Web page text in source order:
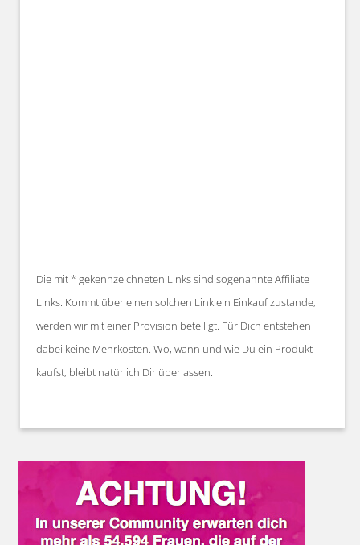
Die mit * gekennzeichneten Links sind sogenannte Affiliate
Links. Kommt über einen solchen Link ein Einkauf zustande,
werden wir mit einer Provision beteiligt. Für Dich entstehen
dabei keine Mehrkosten. Wo, wann und wie Du ein Produkt
kaufst, bleibt natürlich Dir überlassen.